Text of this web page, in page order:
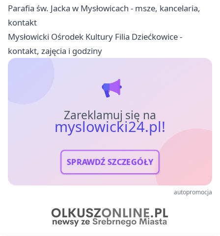
Parafia św. Jacka w Mysłowicach - msze, kancelaria,
kontakt
Mysłowicki Ośrodek Kultury Filia Dziećkowice -
kontakt, zajęcia i godziny
Zareklamuj się na
myslowicki24.pl!
SPRAWDŹ SZCZEGÓŁY
autopromocja